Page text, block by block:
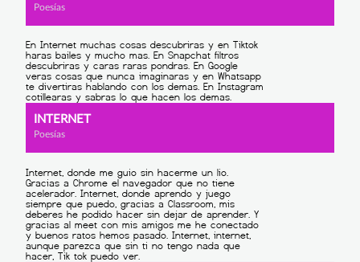
Poesías
INTERNET
Poesías